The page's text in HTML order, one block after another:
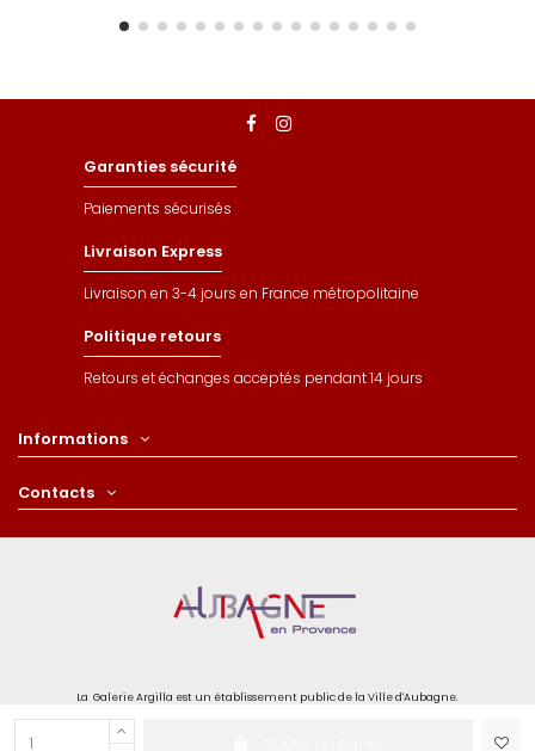
Garanties sécurité
Paiements sécurisés
Livraison Express
Livraison en 3-4 jours en France métropolitaine
Politique retours
Retours et échanges acceptés pendant 14 jours
Informations
Contacts
La Galerie Argilla est un établissement public de la Ville d'Aubagne.